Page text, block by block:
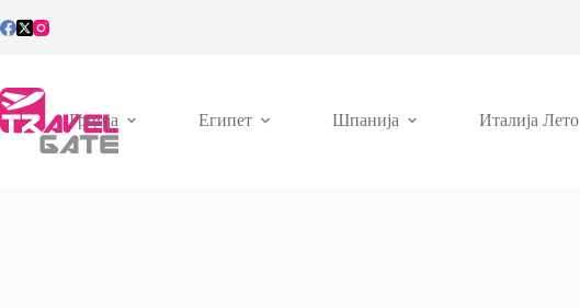
to
Грција Египет Шпанија Италија Лето